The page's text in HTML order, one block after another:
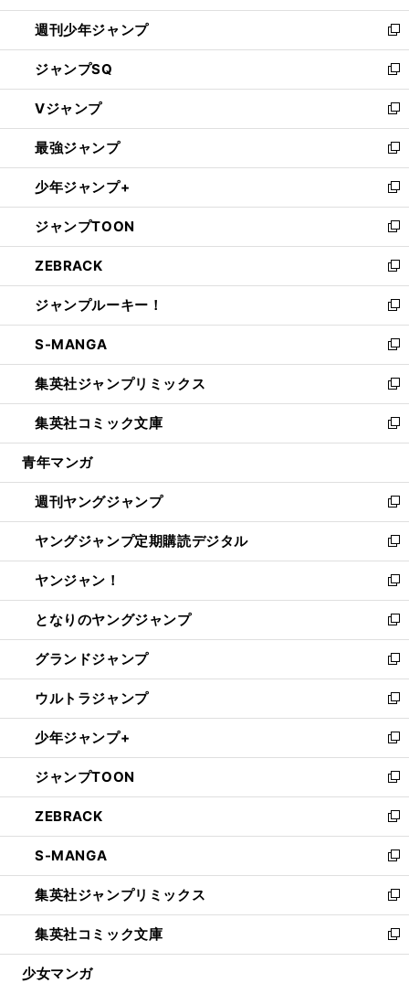
開
く
週刊少年ジャンプ
新
し
い
ウ
ィ
ン
ド
ウ
で
開
く
ジャンプSQ
新
し
い
ウ
ィ
ン
ド
ウ
で
開
く
Vジャンプ
新
し
い
ウ
ィ
ン
ド
ウ
で
開
く
最強ジャンプ
新
し
い
ウ
ィ
ン
ド
ウ
で
開
く
少年ジャンプ+
新
し
い
ウ
ィ
ン
ド
ウ
で
開
く
ジャンプTOON
新
し
い
ウ
ィ
ン
ド
ウ
で
開
く
ZEBRACK
新
し
い
ウ
ィ
ン
ド
ウ
で
開
ジャンプルーキー！
新
し
い
ウ
ィ
ン
ド
ウ
開
く
S-MANGA
新
し
い
ウ
ィ
ン
ウ
で
開
く
集英社ジャンプリミックス
新
し
い
ウ
ン
ド
ウ
で
開
く
集英社コミック文庫
新
し
ウ
ィ
ン
ド
ウ
で
開
く
青年マンガ
週刊ヤングジャンプ
新
し
い
ウ
ィ
ン
ド
ウ
で
開
く
ヤングジャンプ定期購読デジタル
新
し
い
ウ
ィ
ン
ド
ウ
で
開
く
ヤンジャン！
新
し
い
ウ
ィ
ン
ド
ウ
で
開
く
となりのヤングジャンプ
新
し
い
ウ
ィ
ン
ド
ウ
で
開
く
グランドジャンプ
新
し
い
ウ
ィ
ン
ド
ウ
で
開
く
ウルトラジャンプ
新
し
い
ウ
ィ
ン
ド
ウ
で
開
く
少年ジャンプ+
新
し
い
ウ
ィ
ン
ド
ウ
で
開
く
ジャンプTOON
新
し
い
ウ
ィ
ン
ド
ウ
で
開
ZEBRACK
新
し
い
ウ
ィ
ン
ド
ウ
S-MANGA
新
し
い
ウ
ィ
ン
集英社ジャンプリミックス
新
し
い
ウ
集英社コミック文庫
新
し
少女マンガ